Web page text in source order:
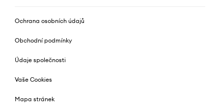
Ochrana osobních údajů
Obchodní podmínky
Údaje společnosti
Vaše Cookies
Mapa stránek